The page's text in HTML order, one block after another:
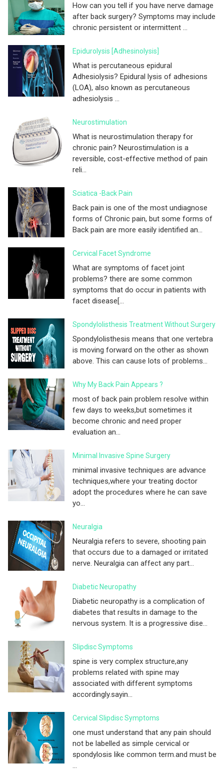
How can you tell if you have nerve damage
after back surgery? Symptoms may include
chronic persistent or intermittent ...
Epidurolysis [adhesinolysis]
What is percutaneous epidural
Adhesiolysis? Epidural lysis of adhesions
(LOA), also known as percutaneous
adhesiolysis ...
Neurostimulation
What is neurostimulation therapy for
chronic pain? Neurostimulation is a
reversible, cost-effective method of pain
reli...
Sciatica -Back Pain
Back pain is one of the most undiagnose
forms of Chronic pain, but some forms of
Back pain are more easily identified an...
Cervical Facet Syndrome
What are symptoms of facet joint
problems? there are some common
symptoms that do occur in patients with
facet disease[...
Spondylolisthesis Treatment Without Surgery
Spondylolisthesis means that one vertebra
is moving forward on the other as shown
above. This can cause lots of problems...
Why My Back Pain Appears ?
most of back pain problem resolve within
few days to weeks,but sometimes it
become chronic and need proper
evaluation an...
Minimal Invasive Spine Surgery
minimal invasive techniques are advance
techniques,where your treating doctor
adopt the procedures where he can save
yo...
Neuralgia
Neuralgia refers to severe, shooting pain
that occurs due to a damaged or irritated
nerve. Neuralgia can affect any part...
Diabetic Neuropathy
Diabetic neuropathy is a complication of
diabetes that results in damage to the
nervous system. It is a progressive dise...
Slipdisc Symptoms
spine is very complex structure,any
problems related with spine may
associated with different symptoms
accordingly.sayin...
Cervical Slipdisc Symptoms
one must understand that any pain should
not be labelled as simple cervical or
spondylosis like common term.and must be
...